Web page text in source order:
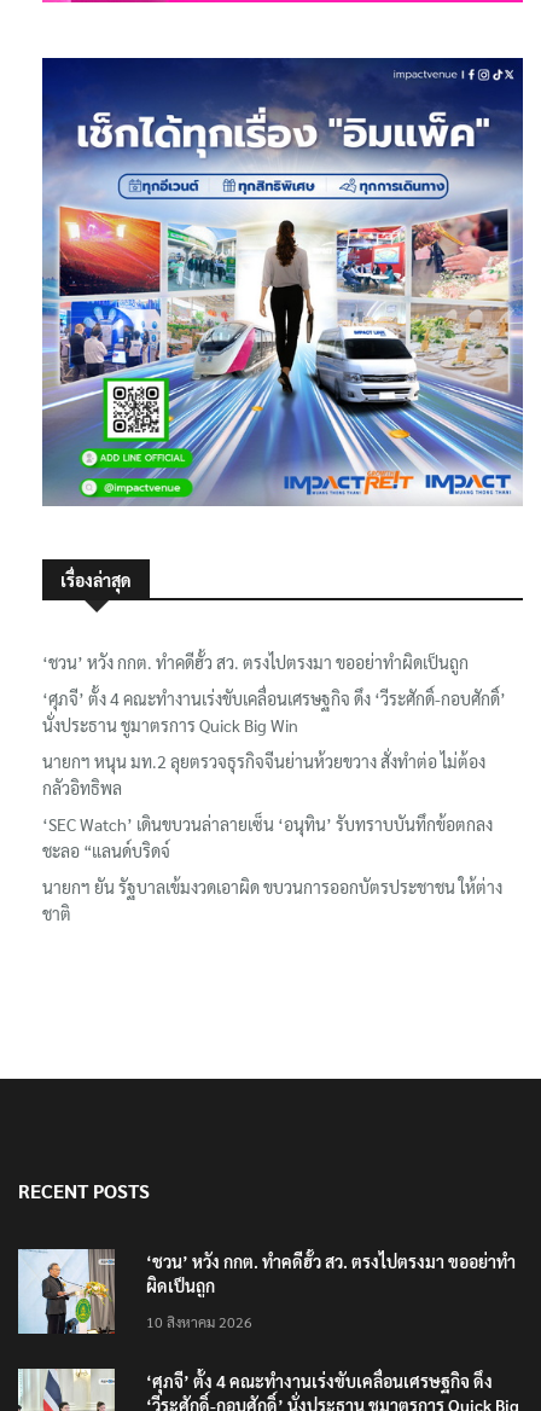
เรื่องล่าสุด
‘ชวน’ หวัง กกต. ทำคดีฮั้ว สว. ตรงไปตรงมา ขออย่าทำผิดเป็นถูก
‘ศุภจี’ ตั้ง 4 คณะทำงานเร่งขับเคลื่อนเศรษฐกิจ ดึง ‘วีระศักดิ์-กอบศักดิ์’
นั่งประธาน ชูมาตรการ Quick Big Win
นายกฯ หนุน มท.2 ลุยตรวจธุรกิจจีนย่านห้วยขวาง สั่งทำต่อ ไม่ต้อง
กลัวอิทธิพล
‘SEC Watch’ เดินขบวนล่าลายเซ็น ‘อนุทิน’ รับทราบบันทึกข้อตกลง
ชะลอ “แลนด์บริดจ์
นายกฯ ยัน รัฐบาลเข้มงวดเอาผิด ขบวนการออกบัตรประชาชน ให้ต่าง
ชาติ
RECENT POSTS
‘ชวน’ หวัง กกต. ทำคดีฮั้ว สว. ตรงไปตรงมา ขออย่าทำ
ผิดเป็นถูก
10 สิงหาคม 2026
‘ศุภจี’ ตั้ง 4 คณะทำงานเร่งขับเคลื่อนเศรษฐกิจ ดึง
‘วีระศักดิ์-กอบศักดิ์’ นั่งประธาน ชูมาตรการ Quick Big